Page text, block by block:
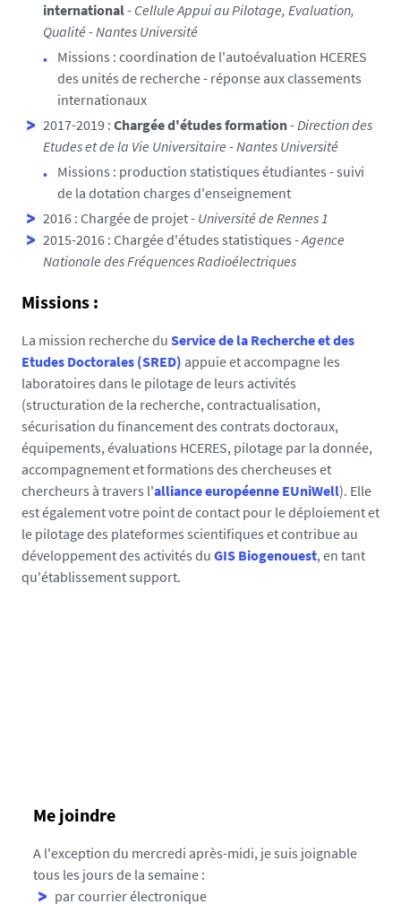
international- Cellule Appui au Pilotage, Evaluation,
Qualité - Nantes Université
Missions : coordination de l'autoévaluation HCERES
des unités de recherche - réponse aux classements
internationaux
2017-2019 : Chargée d'études formation-Direction des
Etudes et de la Vie Universitaire - Nantes Université
Missions : production statistiques étudiantes - suivi
de la dotation charges d'enseignement
2016 : Chargée de projet - Université de Rennes 1
2015-2016 : Chargée d'études statistiques -Agence
Nationale des Fréquences Radioélectriques
Missions :
La mission recherche du Service de la Recherche et des
Etudes Doctorales (SRED) appuie et accompagne les
laboratoires dans le pilotage de leurs activités
(structuration de la recherche, contractualisation,
sécurisation du financement des contrats doctoraux,
équipements, évaluations HCERES, pilotage par la donnée,
accompagnement et formations des chercheuses et
chercheurs à travers l'alliance européenne EUniWell). Elle
est également votre point de contact pour le déploiement et
le pilotage des plateformes scientifiques et contribue au
développement des activités du GIS Biogenouest, en tant
qu'établissement support.
Me joindre
A l'exception du mercredi après-midi, je suis joignable
tous les jours de la semaine :
par courrier électronique